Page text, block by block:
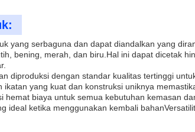
yang serbaguna dan dapat diandalkan yang
bening, merah, dan biru.Hal ini dapat dicetak
diproduksi dengan standar kualitas tertinggi
ikatan yang kuat dan konstruksi uniknya
hemat biaya untuk semua kebutuhan kemasan
ideal ketika menggunakan kembali